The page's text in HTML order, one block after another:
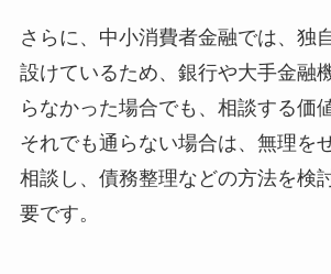
さらに、中小消費者金融では、独
設けているため、銀行や大手金融
らなかった場合でも、相談する価
それでも通らない場合は、無理を
相談し、債務整理などの方法を検
要です。